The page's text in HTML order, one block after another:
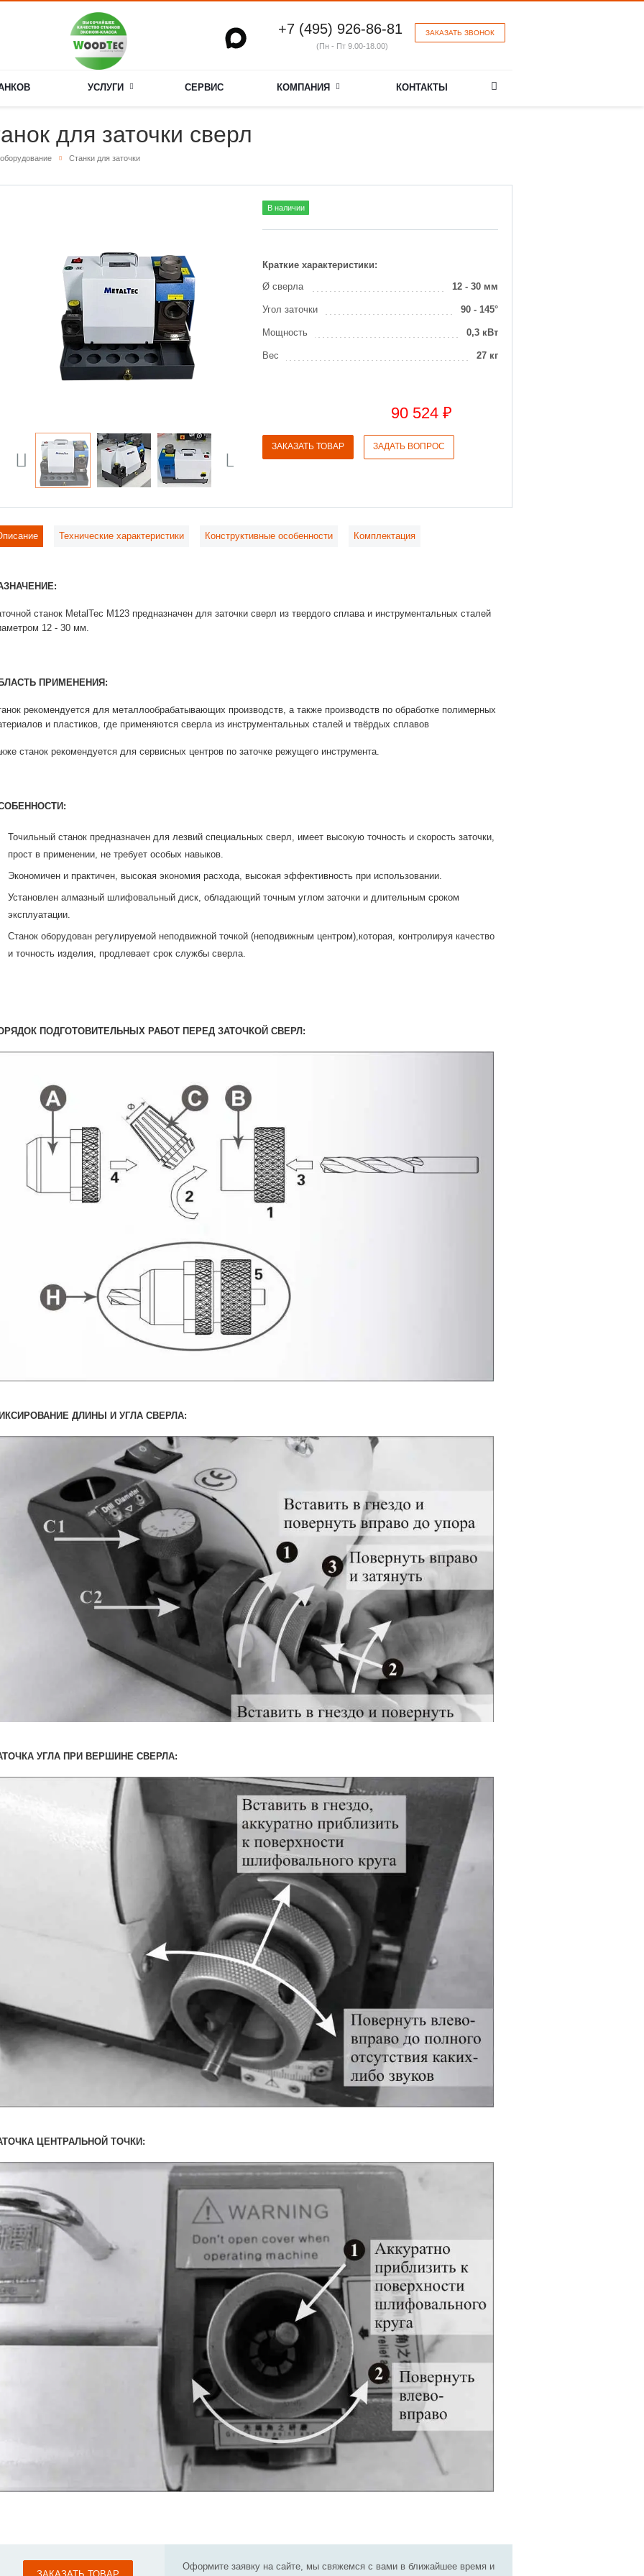
ЗАКАЗАТЬ ЗВОНОК
+7 (495) 926-86-81
(Пн - Пт 9.00-18.00)
УСЛУГИ СЕРВИС КОМПАНИЯ КОНТАКТЫ
для заточки сверл
Станки для заточки
Previous
В наличии
Краткие характеристики:
Ø сверла
12 - 30 мм
Угол заточки 90 - 145°
Мощность 0,3 кВт
Вес 27 кг
90 524 ₽
ЗАКАЗАТЬ ТОВАР ЗАДАТЬ ВОПРОС
Технические характеристики Конструктивные особенности Комплектация
станок MetalTec M123 предназначен для заточки сверл из твердого сплава и инструментальных сталей
12 - 30 мм.
ПРИМЕНЕНИЯ:
рекомендуется для металлообрабатывающих производств, а также производств по обработке полимерных
и пластиков, где применяются сверла из инструментальных сталей и твёрдых сплавов
станок рекомендуется для сервисных центров по заточке режущего инструмента.
Точильный станок предназначен для лезвий специальных сверл, имеет высокую точность и скорость заточки,
прост в применении, не требует особых навыков.
Экономичен и практичен, высокая экономия расхода, высокая эффективность при использовании.
Установлен алмазный шлифовальный диск, обладающий точным углом заточки и длительным сроком
эксплуатации.
Станок оборудован регулируемой неподвижной точкой (неподвижным центром),которая, контролируя качество
и точность изделия, продлевает срок службы сверла.
ПОДГОТОВИТЕЛЬНЫХ РАБОТ ПЕРЕД ЗАТОЧКОЙ СВЕРЛ:
ДЛИНЫ И УГЛА СВЕРЛА:
УГЛА ПРИ ВЕРШИНЕ СВЕРЛА:
ЦЕНТРАЛЬНОЙ ТОЧКИ:
Оформите заявку на сайте, мы свяжемся с вами в ближайшее время и